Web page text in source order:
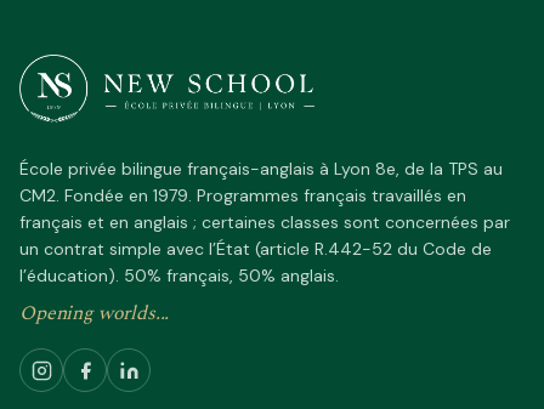
École privée bilingue français-anglais à Lyon 8e, de la TPS au
CM2. Fondée en 1979. Programmes français travaillés en
français et en anglais ; certaines classes sont concernées par
un contrat simple avec l’État (article R.442-52 du Code de
l’éducation). 50% français, 50% anglais.
Opening worlds...